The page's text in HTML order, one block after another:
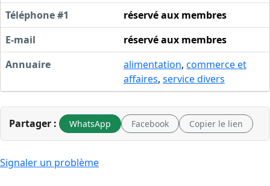
Téléphone #1
réservé aux membres
E-mail
réservé aux membres
Annuaire
alimentation, commerce et
affaires, service divers
Partager : WhatsApp Facebook Copier le lien
Signaler un problème